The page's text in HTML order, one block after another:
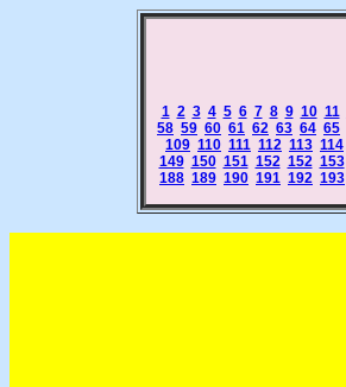
1 2 3 4 5 6 7 8 9 10 11
58 59 60 61 62 63 64 65
109 110 111 112 113 114
149 150 151 152 152 153
188 189 190 191 192 193